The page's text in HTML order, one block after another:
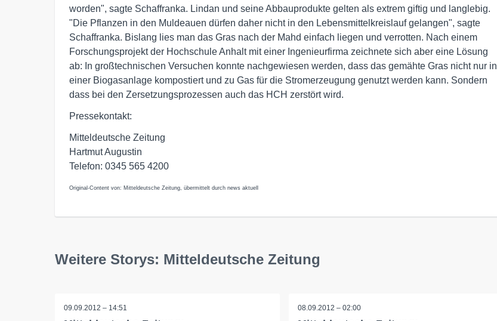
worden", sagte Schaffranka. Lindan und seine Abbauprodukte gelten als extrem giftig und langlebig.
"Die Pflanzen in den Muldeauen dürfen daher nicht in den Lebensmittelkreislauf gelangen", sagte
Schaffranka. Bislang lies man das Gras nach der Mahd einfach liegen und verrotten. Nach einem
Forschungsprojekt der Hochschule Anhalt mit einer Ingenieurfirma zeichnete sich aber eine Lösung
ab: In großtechnischen Versuchen konnte nachgewiesen werden, dass das gemähte Gras nicht nur in
einer Biogasanlage kompostiert und zu Gas für die Stromerzeugung genutzt werden kann. Sondern
dass bei den Zersetzungsprozessen auch das HCH zerstört wird.
Pressekontakt:
Mitteldeutsche Zeitung
Hartmut Augustin
Telefon: 0345 565 4200
Original-Content von: Mitteldeutsche Zeitung, übermittelt durch news aktuell
Weitere Storys: Mitteldeutsche Zeitung
09.09.2012 – 14:51 08.09.2012 – 02:00